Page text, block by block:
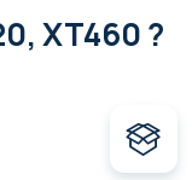
XT460 ?